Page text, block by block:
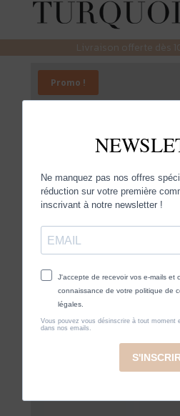
Livraison offerte dès
Promo !